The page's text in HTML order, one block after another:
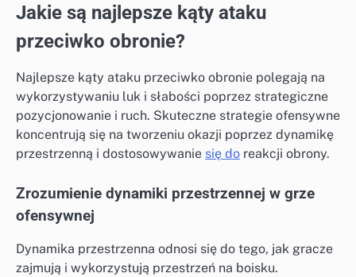
Jakie są najlepsze kąty ataku
przeciwko obronie?
Najlepsze kąty ataku przeciwko obronie polegają na
wykorzystywaniu luk i słabości poprzez strategiczne
pozycjonowanie i ruch. Skuteczne strategie ofensywne
koncentrują się na tworzeniu okazji poprzez dynamikę
przestrzenną i dostosowywanie się do reakcji obrony.
Zrozumienie dynamiki przestrzennej w grze
ofensywnej
Dynamika przestrzenna odnosi się do tego, jak gracze
zajmują i wykorzystują przestrzeń na boisku.